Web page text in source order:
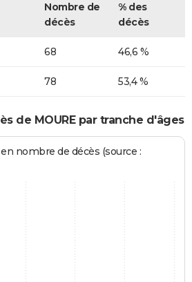
Nombre de
décès
% des
décès
68 46,6 %
78 53,4 %
de MOURE par tranche d'âges
nombre de décès (source :